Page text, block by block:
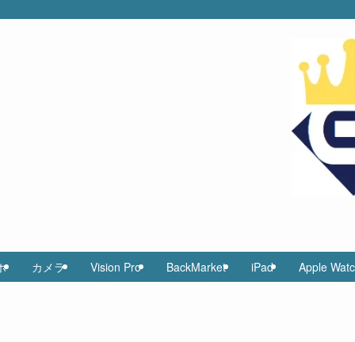
カメラ Vision Pro BackMarket iPad Apple